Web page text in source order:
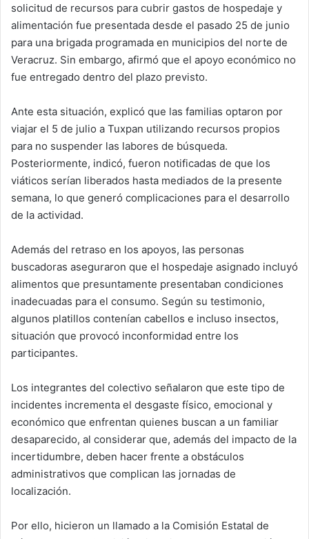
solicitud de recursos para cubrir gastos de hospedaje y
alimentación fue presentada desde el pasado 25 de junio
para una brigada programada en municipios del norte de
Veracruz. Sin embargo, afirmó que el apoyo económico no
fue entregado dentro del plazo previsto.
Ante esta situación, explicó que las familias optaron por
viajar el 5 de julio a Tuxpan utilizando recursos propios
para no suspender las labores de búsqueda.
Posteriormente, indicó, fueron notificadas de que los
viáticos serían liberados hasta mediados de la presente
semana, lo que generó complicaciones para el desarrollo
de la actividad.
Además del retraso en los apoyos, las personas
buscadoras aseguraron que el hospedaje asignado incluyó
alimentos que presuntamente presentaban condiciones
inadecuadas para el consumo. Según su testimonio,
algunos platillos contenían cabellos e incluso insectos,
situación que provocó inconformidad entre los
participantes.
Los integrantes del colectivo señalaron que este tipo de
incidentes incrementa el desgaste físico, emocional y
económico que enfrentan quienes buscan a un familiar
desaparecido, al considerar que, además del impacto de la
incertidumbre, deben hacer frente a obstáculos
administrativos que complican las jornadas de
localización.
Por ello, hicieron un llamado a la Comisión Estatal de